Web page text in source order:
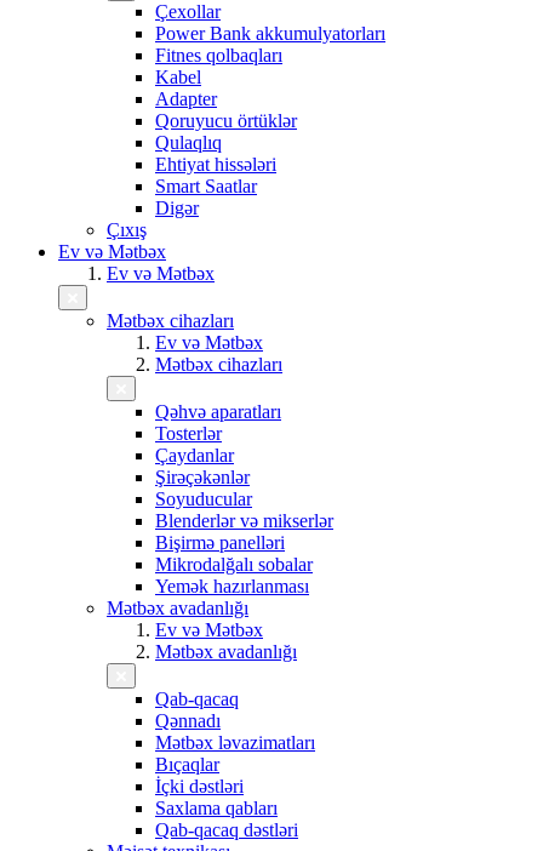
Çexollar
Power Bank akkumulyatorları
Fitnes qolbaqları
Kabel
Adapter
Qoruyucu örtüklər
Qulaqlıq
Ehtiyat hissələri
Smart Saatlar
Digər
Çıxış
Ev və Mətbəx
Ev və Mətbəx
Mətbəx cihazları
Ev və Mətbəx
Mətbəx cihazları
Qəhvə aparatları
Tosterlər
Çaydanlar
Şirəçəkənlər
Soyuducular
Blenderlər və mikserlər
Bişirmə panelləri
Mikrodalğalı sobalar
Yemək hazırlanması
Mətbəx avadanlığı
Ev və Mətbəx
Mətbəx avadanlığı
Qab-qacaq
Qənnadı
Mətbəx ləvazimatları
Bıçaqlar
İçki dəstləri
Saxlama qabları
Qab-qacaq dəstləri